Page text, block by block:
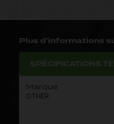
Plus d'informations
SPÉCIFICATIONS
Marque
OTHER